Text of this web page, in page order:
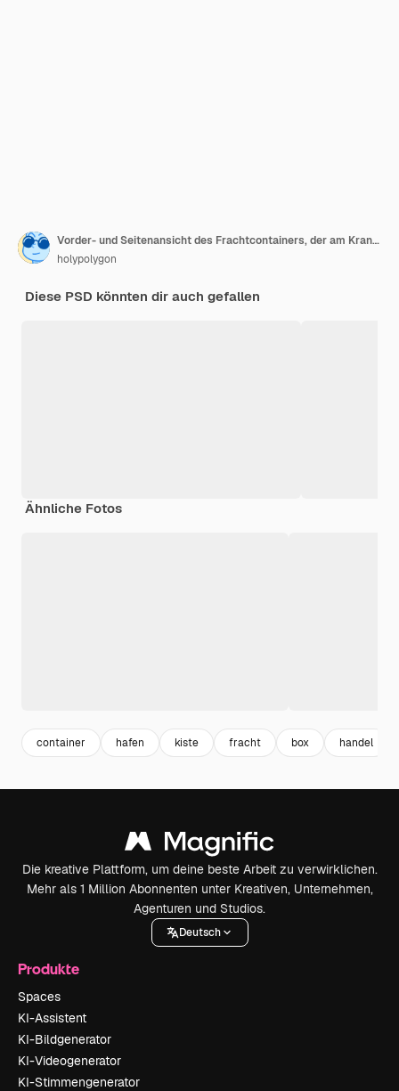
Vorder- und Seitenansicht des Frachtcontainers, der am Kranhaken hängt
holypolygon
Diese PSD könnten dir auch gefallen
Ähnliche Fotos
container hafen kiste fracht box handel
Die kreative Plattform, um deine beste Arbeit zu verwirklichen.
Mehr als 1 Million Abonnenten unter Kreativen, Unternehmen,
Agenturen und Studios.
Deutsch
Produkte
Spaces
KI-Assistent
KI-Bildgenerator
KI-Videogenerator
KI-Stimmengenerator